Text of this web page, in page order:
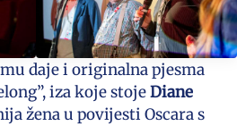
daje i originalna pjesma
iza koje stojeDiane
žena u povijesti Oscara s